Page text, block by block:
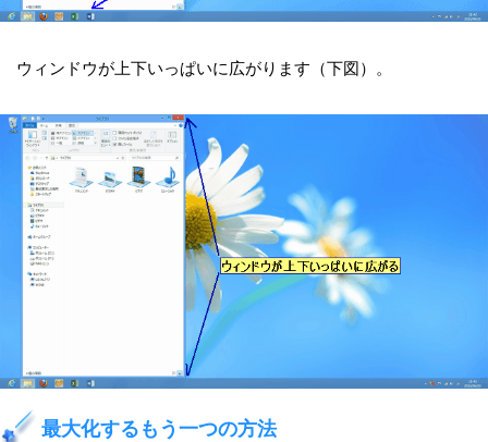
ウィンドウが上下いっぱいに広がります（下図）。
最大化するもう一つの方法